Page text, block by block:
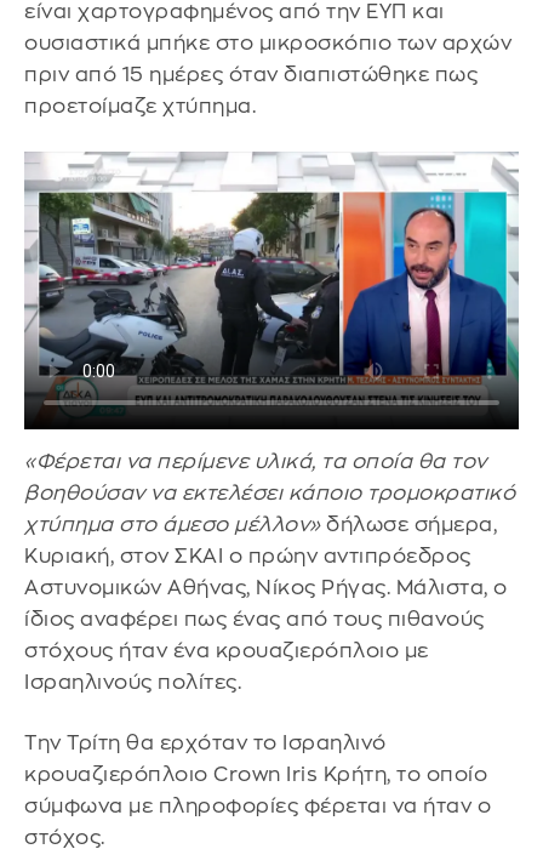
είναι χαρτογραφημένος από την ΕΥΠ και
ουσιαστικά μπήκε στο μικροσκόπιο των αρχών
πριν από 15 ημέρες όταν διαπιστώθηκε πως
προετοίμαζε χτύπημα.
«Φέρεται να περίμενε υλικά, τα οποία θα τον
βοηθούσαν να εκτελέσει κάποιο τρομοκρατικό
χτύπημα στο άμεσο μέλλον»δήλωσε σήμερα,
Κυριακή, στον ΣΚΑΙ ο πρώην αντιπρόεδρος
Αστυνομικών Αθήνας, Νίκος Ρήγας. Μάλιστα, ο
ίδιος αναφέρει πως ένας από τους πιθανούς
στόχους ήταν ένα κρουαζιερόπλοιο με
Ισραηλινούς πολίτες.
Την Τρίτη θα ερχόταν το Ισραηλινό
κρουαζιερόπλοιο Crown Iris Κρήτη, το οποίο
σύμφωνα με πληροφορίες φέρεται να ήταν ο
στόχος.